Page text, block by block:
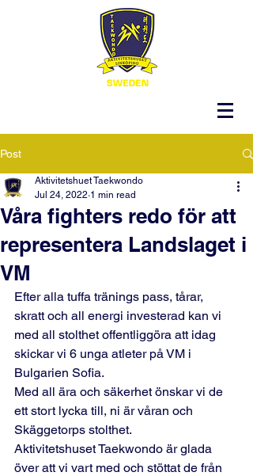
Post
Våra fighters redo för att
representera Landslaget i
VM
Aktivitetshuet Taekwondo
Jul 24, 2022 1 min read
Efter alla tuffa tränings pass, tårar,
skratt och all energi investerad kan vi
med all stolthet offentliggöra att idag
skickar vi 6 unga atleter på VM i
Bulgarien Sofia.
Med all ära och säkerhet önskar vi de
ett stort lycka till, ni är våran och
Skäggetorps stolthet.
Aktivitetshuset Taekwondo är glada
över att vi vart med och stöttat de från